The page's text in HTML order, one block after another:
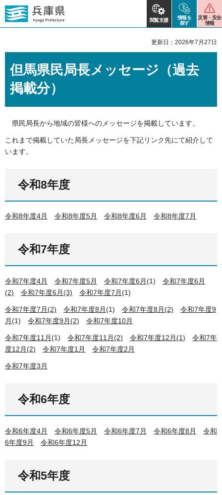
閲覧支援
情報を
探す
災害・安全
情報
更新日：2026年7月27日
但馬県民局長メッセージ（過去
掲載分）
県民局長から地域の皆様へのメッセージを掲載しています。
これまで掲載していた局長メッセージを下記リンク先にて紹介して
います。
令和8年度
令和8年度4月 令和8年度5月 令和8年度6月 令和8年度7月
令和7年度​​​​​​
令和7年度4月 令和7年度5月 令和7年度6月(1) 令和7年度6月
(2)
令和7年度6月(3) 令和7年度7月(1)
令和7年度7月(2) 令和7年度8月(1) 令和7年度8月(2)
令和7年度9
月(1) 令和7年度9月(2) 令和7年度10月
令和7年度11月(1) 令和7年度11月(2) 令和7年度12月(1)
令和7年
度12月(2)
令和7年度1月 令和7年度2月
令和7年度3月
令和6年度
令和6年度4月 令和6年度5月 令和6年度7月 令和6年度8月
令和
6年度9月
令和6年度12月
令和5年度